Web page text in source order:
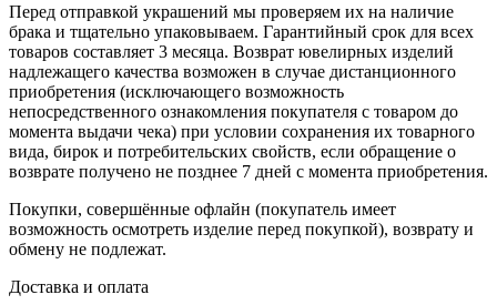
Перед отправкой украшений мы проверяем их на наличие
брака и тщательно упаковываем. Гарантийный срок для всех
товаров составляет 3 месяца. Возврат ювелирных изделий
надлежащего качества возможен в случае дистанционного
приобретения (исключающего возможность
непосредственного ознакомления покупателя с товаром до
момента выдачи чека) при условии сохранения их товарного
вида, бирок и потребительских свойств, если обращение о
возврате получено не позднее 7 дней с момента приобретения.
Покупки, совершённые офлайн (покупатель имеет
возможность осмотреть изделие перед покупкой), возврату и
обмену не подлежат.
Доставка и оплата